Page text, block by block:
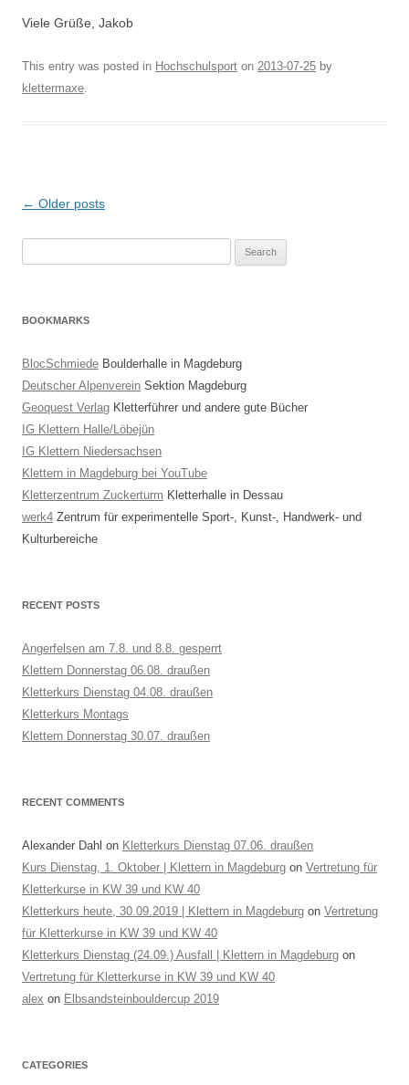
Viele Grüße, Jakob
This entry was posted in Hochschulsport on 2013-07-25 by
klettermaxe
Post
← Older posts
BOOKMARKS
BlocSchmiede Boulderhalle in Magdeburg
Deutscher Alpenverein Sektion Magdeburg
Geoquest Verlag Kletterführer und andere gute Bücher
IG Klettern Halle/Löbejün
IG Klettern Niedersachsen
Klettern in Magdeburg bei YouTube
Kletterzentrum Zuckerturm Kletterhalle in Dessau
werk4 Zentrum für experimentelle Sport-, Kunst-, Handwerk- und
Kulturbereiche
RECENT POSTS
Angerfelsen am 7.8. und 8.8. gesperrt
Klettern Donnerstag 06.08. draußen
Kletterkurs Dienstag 04.08. draußen
Kletterkurs Montags
Klettern Donnerstag 30.07. draußen
RECENT COMMENTS
Alexander Dahl on Kletterkurs Dienstag 07.06. draußen
Kurs Dienstag, 1. Oktober | Klettern in Magdeburg on Vertretung für
Kletterkurse in KW 39 und KW 40
Kletterkurs heute, 30.09.2019 | Klettern in Magdeburg on Vertretung
für Kletterkurse in KW 39 und KW 40
Kletterkurs Dienstag (24.09.) Ausfall | Klettern in Magdeburg on
Vertretung für Kletterkurse in KW 39 und KW 40
alex on Elbsandsteinbouldercup 2019
CATEGORIES